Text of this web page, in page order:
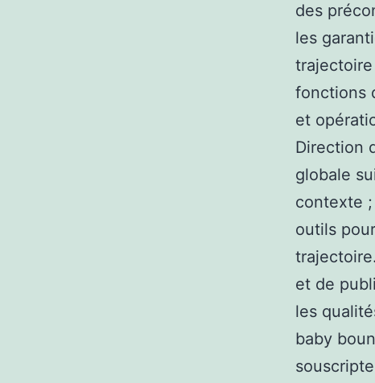
des
les
fonctions
et
Direction
globale
contexte
outils
et de
les
baby